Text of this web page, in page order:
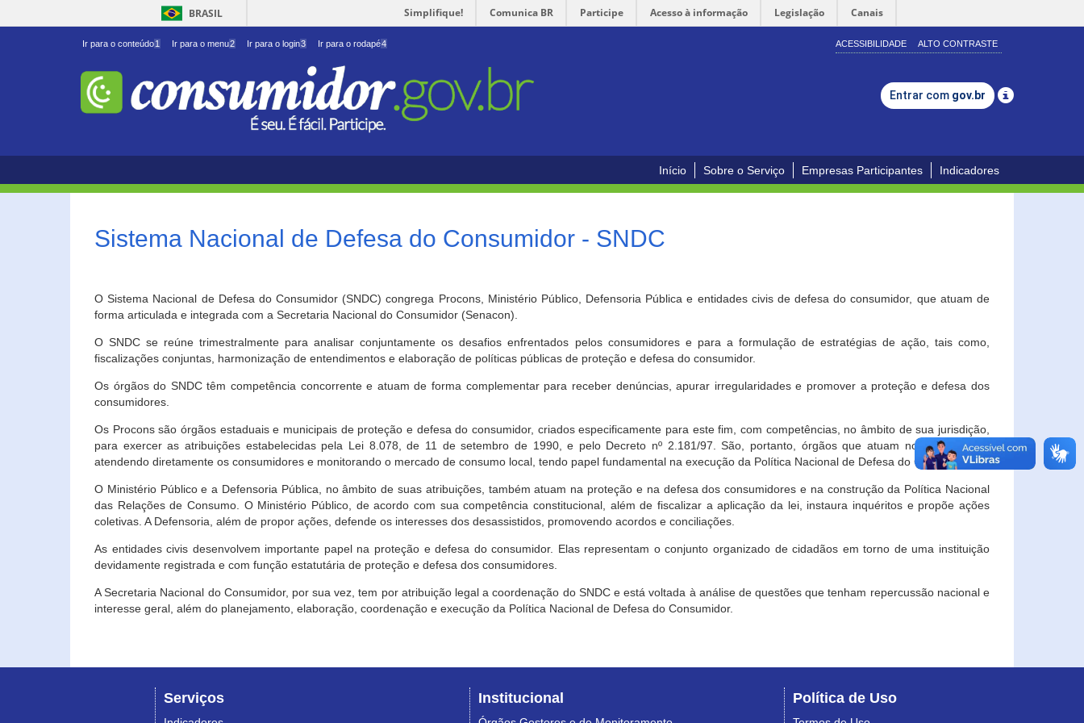
BRASIL Simplifique! Comunica BR Participe Acesso à informação Legislação Canais
Ir para o conteúdo1 Ir para o menu2 Ir para o login3 Ir para o rodapé4 ACESSIBILIDADE ALTO CONTRASTE
Entrar com gov.br
Início Sobre o Serviço Empresas Participantes Indicadores
Sistema Nacional de Defesa do Consumidor - SNDC
O Sistema Nacional de Defesa do Consumidor (SNDC) congrega Procons, Ministério Público, Defensoria Pública e entidades civis de defesa do consumidor, que atuam de
forma articulada e integrada com a Secretaria Nacional do Consumidor (Senacon).
O SNDC se reúne trimestralmente para analisar conjuntamente os desafios enfrentados pelos consumidores e para a formulação de estratégias de ação, tais como,
fiscalizações conjuntas, harmonização de entendimentos e elaboração de políticas públicas de proteção e defesa do consumidor.
Os órgãos do SNDC têm competência concorrente e atuam de forma complementar para receber denúncias, apurar irregularidades e promover a proteção e defesa dos
consumidores.
Os Procons são órgãos estaduais e municipais de proteção e defesa do consumidor, criados especificamente para este fim, com competências, no âmbito de sua jurisdição,
para exercer as atribuições estabelecidas pela Lei 8.078, de 11 de setembro de 1990, e pelo Decreto nº 2.181/97. São, portanto, órgãos que atuam no âmbito local,
atendendo diretamente os consumidores e monitorando o mercado de consumo local, tendo papel fundamental na execução da Política Nacional de Defesa do Consumidor.
O Ministério Público e a Defensoria Pública, no âmbito de suas atribuições, também atuam na proteção e na defesa dos consumidores e na construção da Política Nacional
das Relações de Consumo. O Ministério Público, de acordo com sua competência constitucional, além de fiscalizar a aplicação da lei, instaura inquéritos e propõe ações
coletivas. A Defensoria, além de propor ações, defende os interesses dos desassistidos, promovendo acordos e conciliações.
As entidades civis desenvolvem importante papel na proteção e defesa do consumidor. Elas representam o conjunto organizado de cidadãos em torno de uma instituição
devidamente registrada e com função estatutária de proteção e defesa dos consumidores.
A Secretaria Nacional do Consumidor, por sua vez, tem por atribuição legal a coordenação do SNDC e está voltada à análise de questões que tenham repercussão nacional e
interesse geral, além do planejamento, elaboração, coordenação e execução da Política Nacional de Defesa do Consumidor.
Serviços Institucional Política de Uso